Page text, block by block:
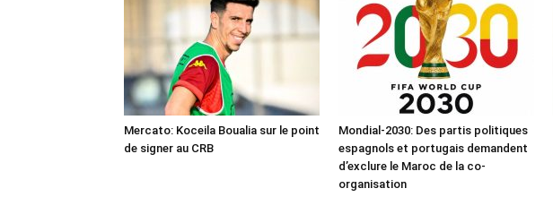
Mercato: Koceila Boualia sur le point
de signer au CRB
Mondial-2030: Des partis politiques
espagnols et portugais demandent
d’exclure le Maroc de la co-
organisation